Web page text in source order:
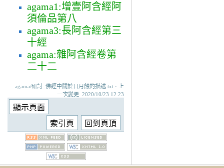
agama1:增壹阿含經阿
須倫品第八
agama3:長阿含經第三
十經
agama:雜阿含經卷第
二十二
agama/研討_佛經中關於日月蝕的描述.txt · 上
一次變更: 2020/10/23 12:23